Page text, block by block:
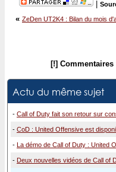
« ZeDen UT2K4 : Bilan du mois
[!]
Actu du même sujet
- Call of Duty fait son retour sur
- CoD : United Offensive est
- La démo de Call of Duty : United
- Deux nouvelles vidéos de Call of